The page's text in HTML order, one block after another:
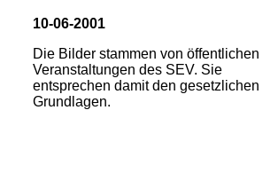
10-06-2001
Die Bilder stammen von öffentlichen
Veranstaltungen des SEV. Sie
entsprechen damit den gesetzlichen
Grundlagen.